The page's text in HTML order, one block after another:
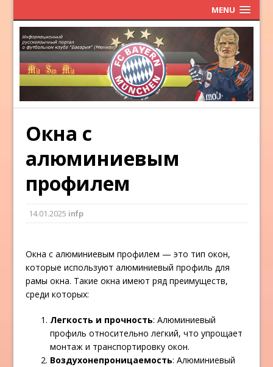
MENU
Окна с
алюминиевым
профилем
14.01.2025 infp
Окна с алюминиевым профилем — это тип окон,
которые используют алюминиевый профиль для
рамы окна. Такие окна имеют ряд преимуществ,
среди которых:
Легкость и прочность: Алюминиевый
профиль относительно легкий, что упрощает
монтаж и транспортировку окон.
Воздухонепроницаемость: Алюминиевый